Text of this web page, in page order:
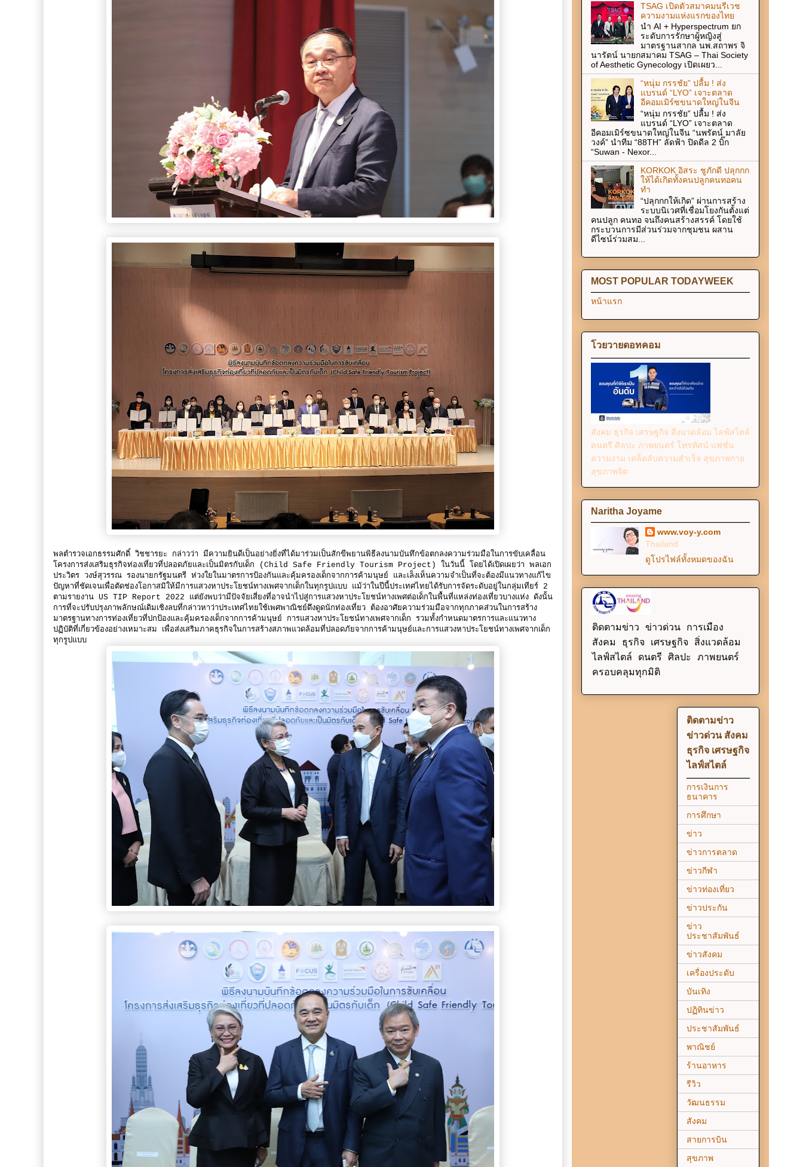
พลตำรวจเอกธรรมศักดิ์ วิชชารยะ กล่าวว่า มีความยินดีเป็นอย่างยิ่งที่ได้มาร่วมเป็นสักขีพยานพิธีลงนามบันทึกข้อตกลงความร่วมมือในการขับเคลื่อน
โครงการส่งเสริมธุรกิจท่องเที่ยวที่ปลอดภัยและเป็นมิตรกับเด็ก (Child Safe Friendly Tourism Project) ในวันนี้ โดยได้เปิดเผยว่า พลเอก
ประวิตร วงษ์สุวรรณ รองนายกรัฐมนตรี ห่วงใยในมาตรการป้องกันและคุ้มครองเด็กจากการค้ามนุษย์ และเล็งเห็นความจำเป็นที่จะต้องมีแนวทางแก้ไข
ปัญหาที่ชัดเจนเพื่อตัดช่องโอกาสมิให้มีการแสวงหาประโยชน์ทางเพศจากเด็กในทุกรูปแบบ แม้ว่าในปีนี้ประเทศไทยได้รับการจัดระดับอยู่ในกลุ่มเทียร์ 2
ตามรายงาน US TIP Report 2022 แต่ยังพบว่ามีปัจจัยเสี่ยงที่อาจนำไปสู่การแสวงหาประโยชน์ทางเพศต่อเด็กในพื้นที่แหล่งท่องเที่ยวบางแห่ง ดังนั้น
การที่จะปรับปรุงภาพลักษณ์เดิมเชิงลบที่กล่าวหาว่าประเทศไทยใช้เพศพาณิชย์ดึงดูดนักท่องเที่ยว ต้องอาศัยความร่วมมือจากทุกภาคส่วนในการสร้าง
มาตรฐานทางการท่องเที่ยวที่ปกป้องและคุ้มครองเด็กจากการค้ามนุษย์ การแสวงหาประโยชน์ทางเพศจากเด็ก รวมทั้งกำหนดมาตรการและแนวทาง
ปฏิบัติที่เกี่ยวข้องอย่างเหมาะสม เพื่อส่งเสริมภาคธุรกิจในการสร้างสภาพแวดล้อมที่ปลอดภัยจากการค้ามนุษย์และการแสวงหาประโยชน์ทางเพศจากเด็ก
ทุกรูปแบบ
TSAG เปิดตัวสมาคมนรีเวช
ความงามแห่งแรกของไทย
นำ AI + Hyperspectrum ยก
ระดับการรักษาผู้หญิงสู่
มาตรฐานสากล นพ.สถาพร จิ
นารัตน์ นายกสมาคม TSAG – Thai Society
of Aesthetic Gynecology เปิดเผยว...
“หนุ่ม กรรชัย” ปลื้ม ! ส่ง
แบรนด์ “LYO” เจาะตลาด
อีคอมเมิร์ซขนาดใหญ่ในจีน
“หนุ่ม กรรชัย” ปลื้ม ! ส่ง
แบรนด์ “LYO” เจาะตลาด
อีคอมเมิร์ซขนาดใหญ่ในจีน “นพรัตน์ มาลัย
วงค์” นำทีม “88TH” ลัดฟ้า ปิดดีล 2 บิ๊ก
“Suwan - Nexor...
KORKOK อิสระ ชูภักดี ปลุกกก
ให้ได้เกิดทั้งคนปลูกคนทอคน
ทำ
“ปลุกกกให้เกิด” ผ่านการสร้าง
ระบบนิเวศที่เชื่อมโยงกันตั้งแต่
คนปลูก คนทอ จนถึงคนสร้างสรรค์ โดยใช้
กระบวนการมีส่วนร่วมจากชุมชน ผสาน
ดีไซน์ร่วมสม...
MOST POPULAR TODAYWEEK
หน้าแรก
โวยวายดอทคอม
สังคม ธุรกิจ เศรษฐกิจ สิ่งแวดล้อม ไลฟ์สไตล์
ดนตรี ศิลปะ ภาพยนตร์ โทรทัศน์ แฟชั่น
ความงาม เคล็ดลับความสำเร็จ สุขภาพกาย
สุขภาพจิต
Naritha Joyame
www.voy-y.com
Thailand
ดูโปรไฟล์ทั้งหมดของฉัน
ติดตามข่าว ข่าวด่วน การเมือง
สังคม ธุรกิจ เศรษฐกิจ สิ่งแวดล้อม
ไลฟ์สไตล์ ดนตรี ศิลปะ ภาพยนตร์
ครอบคลุมทุกมิติ
ติดตามข่าว
ข่าวด่วน สังคม
ธุรกิจ เศรษฐกิจ
ไลฟ์สไตล์
การเงินการ
ธนาคาร
การศึกษา
ข่าว
ข่าวการตลาด
ข่าวกีฬา
ข่าวท่องเที่ยว
ข่าวประกัน
ข่าว
ประชาสัมพันธ์
ข่าวสังคม
เครื่องประดับ
บันเทิง
ปฏิทินข่าว
ประชาสัมพันธ์
พาณิชย์
ร้านอาหาร
รีวิว
วัฒนธรรม
สังคม
สายการบิน
สุขภาพ